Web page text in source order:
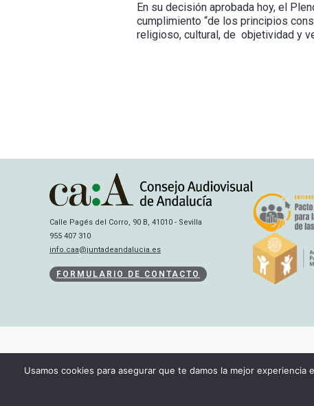
En su decisión aprobada hoy, el
cumplimiento “de los principios
religioso, cultural, de objetividad y
Calle Pagés del Corro, 90 B, 41010 - Sevilla
955 407 310
info.caa@juntadeandalucia.es
FORMULARIO DE CONTACTO
Usamos cookies para asegurar que te damos la mejor